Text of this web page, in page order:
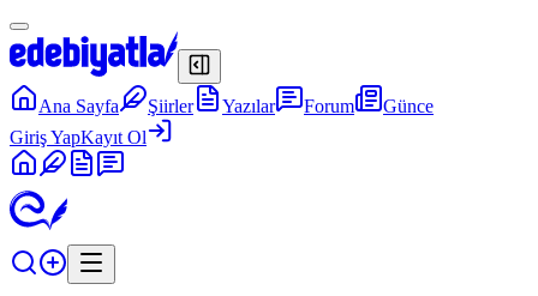
Ana Sayfa Şiirler Yazılar Forum
Günce
Giriş YapKayıt Ol